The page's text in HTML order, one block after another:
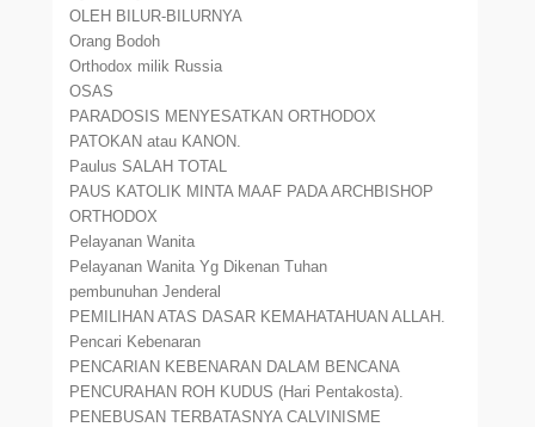
OLEH BILUR-BILURNYA
Orang Bodoh
Orthodox milik Russia
OSAS
PARADOSIS MENYESATKAN ORTHODOX
PATOKAN atau KANON.
Paulus SALAH TOTAL
PAUS KATOLIK MINTA MAAF PADA ARCHBISHOP
ORTHODOX
Pelayanan Wanita
Pelayanan Wanita Yg Dikenan Tuhan
pembunuhan Jenderal
PEMILIHAN ATAS DASAR KEMAHATAHUAN ALLAH.
Pencari Kebenaran
PENCARIAN KEBENARAN DALAM BENCANA
PENCURAHAN ROH KUDUS (Hari Pentakosta).
PENEBUSAN TERBATASNYA CALVINISME